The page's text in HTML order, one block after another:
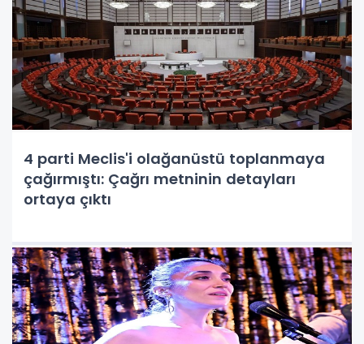
4 parti Meclis'i olağanüstü toplanmaya
çağırmıştı: Çağrı metninin detayları
ortaya çıktı